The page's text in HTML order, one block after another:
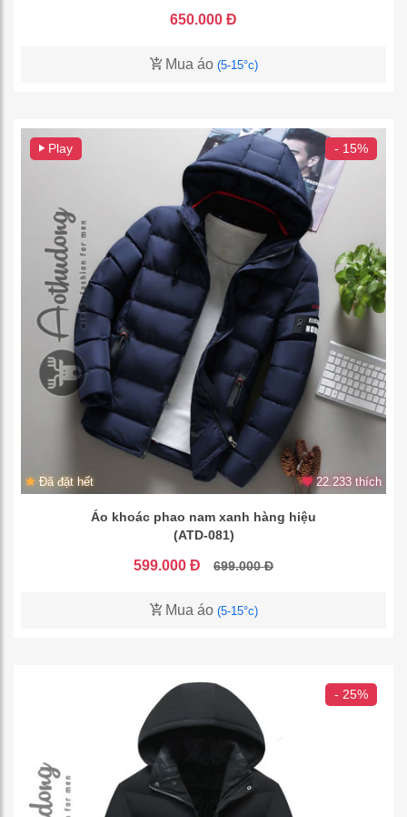
650.000 Đ
Mua áo (5-15°c)
- 15%
Play
Đã đặt hết 22.233 thích
Áo khoác phao nam xanh hàng hiệu
(ATD-081)
599.000 Đ 699.000 Đ
Mua áo (5-15°c)
- 25%